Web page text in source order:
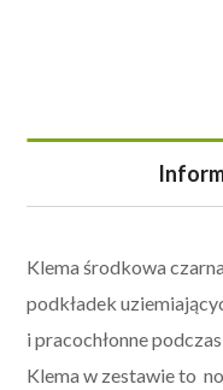
Klema środkowa
podkładek
i pracochłonne
Klema w zestawie to